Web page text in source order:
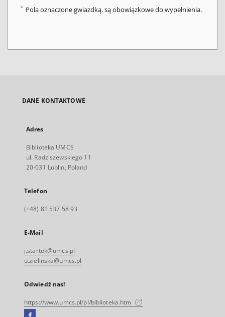
* Pola oznaczone gwiazdką, są obowiązkowe do wypełnienia.
DANE KONTAKTOWE
Adres
Biblioteka UMCS
ul. Radziszewskiego 11
20-031 Lublin, Poland
Telefon
(+48) 81 537 58 93
E-Mail
j.startek@umcs.pl
u.zielinska@umcs.pl
Odwiedź nas!
https://www.umcs.pl/pl/biblioteka.htm
Facebook